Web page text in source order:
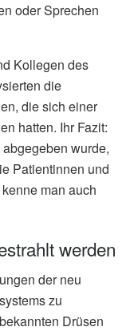
oder Sprechen
Kollegen des
die
die sich einer
hatten. Ihr Fazit:
wurde,
Patientinnen und
man auch
werden
der neu
zu
Drüsen